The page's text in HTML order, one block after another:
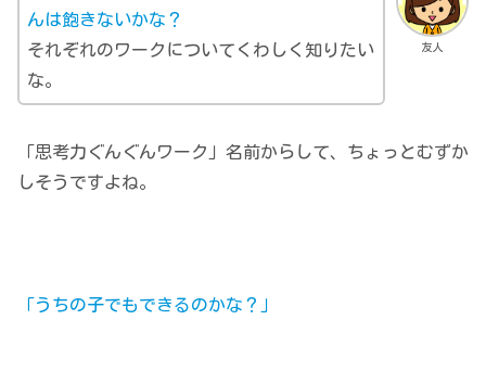
友人
んは飽きないかな？
それぞれのワークについてくわしく知りたい
な。
「思考力ぐんぐんワーク」名前からして、ちょっとむずか
しそうですよね。
「うちの子でもできるのかな？」